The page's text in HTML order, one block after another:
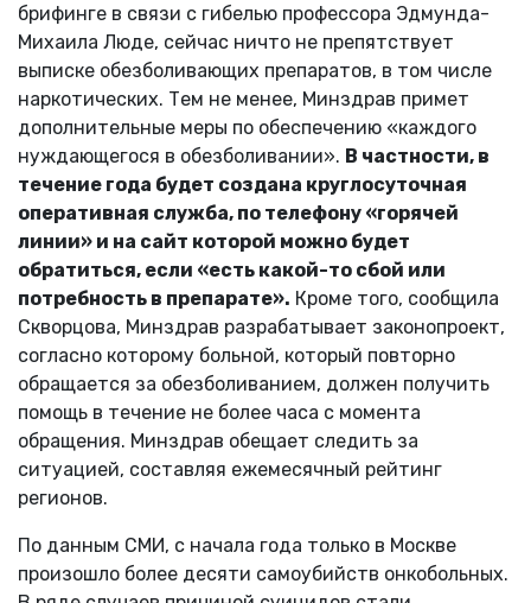
брифинге в связи с гибелью профессора Эдмунда-
Михаила Люде, сейчас ничто не препятствует
выписке обезболивающих препаратов, в том числе
наркотических. Тем не менее, Минздрав примет
дополнительные меры по обеспечению «каждого
нуждающегося в обезболивании». В частности, в
течение года будет создана круглосуточная
оперативная служба, по телефону «горячей
линии» и на сайт которой можно будет
обратиться, если «есть какой-то сбой или
потребность в препарате». Кроме того, сообщила
Скворцова, Минздрав разрабатывает законопроект,
согласно которому больной, который повторно
обращается за обезболиванием, должен получить
помощь в течение не более часа с момента
обращения. Минздрав обещает следить за
ситуацией, составляя ежемесячный рейтинг
регионов.
По данным СМИ, с начала года только в Москве
произошло более десяти самоубийств онкобольных.